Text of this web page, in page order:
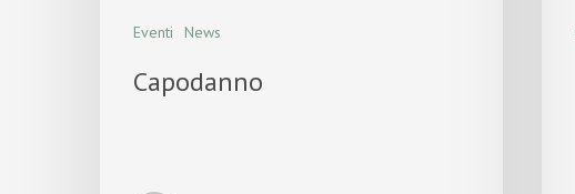
Eventi News
Capodanno